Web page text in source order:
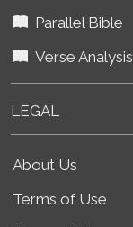
Parallel Bible
Verse Analysis
LEGAL
About Us
Terms of Use